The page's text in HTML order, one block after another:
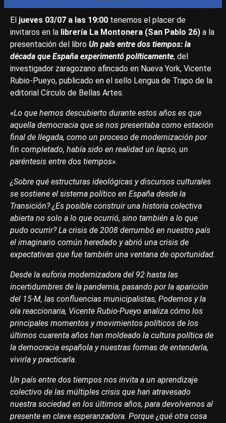
El jueves 03/07 a las 19:00 tenemos el placer de
invitaros en la librería La Montonera (San Pablo 26) a la
presentación del libro Un país entre dos tiempos: la
década que España experimentó políticamente, del
investigador zaragozano afincado en Nueva York, Vicente
Rubio-Pueyo, publicado en el sello Lengua de Trapo de la
editorial Círculo de Bellas Artes.
«Lo que hemos descubierto durante estos años es que
aquella democracia que se nos presentaba como estación
final de llegada, como un proceso de modernización por
fin completado, había sido en realidad un lapso, un
paréntesis entre dos tiempos».
¿Sobre qué estructuras ideológicas y discursos culturales
se sostiene el sistema político en España desde la
Transición? ¿Es posible construir una historia colectiva
abierta no solo a lo que ocurrió, sino también a lo que
pudo ocurrir? La crisis de 2008 derrumbó en nuestro país
el imaginario común heredado y abrió una crisis de
expectativas que fue también una ventana de oportunidad.
Desde la euforia modernizadora del 92 hasta las
incertidumbres de la pandemia, pasando por la aparición
del 15-M, las confluencias municipalistas, Podemos y la
ola reaccionaria, Vicente Rubio-Pueyo analiza cómo los
principales momentos y movimientos políticos de los
últimos cuarenta años han moldeado la cultura política de
la democracia española y nuestras formas de entenderla,
vivirla y practicarla.
Un país entre dos tiempos nos invita a un aprendizaje
colectivo de las múltiples crisis que han atravesado
nuestra sociedad en los últimos años, para devolvernos al
presente en clave esperanzadora. Porque ¿qué otra cosa